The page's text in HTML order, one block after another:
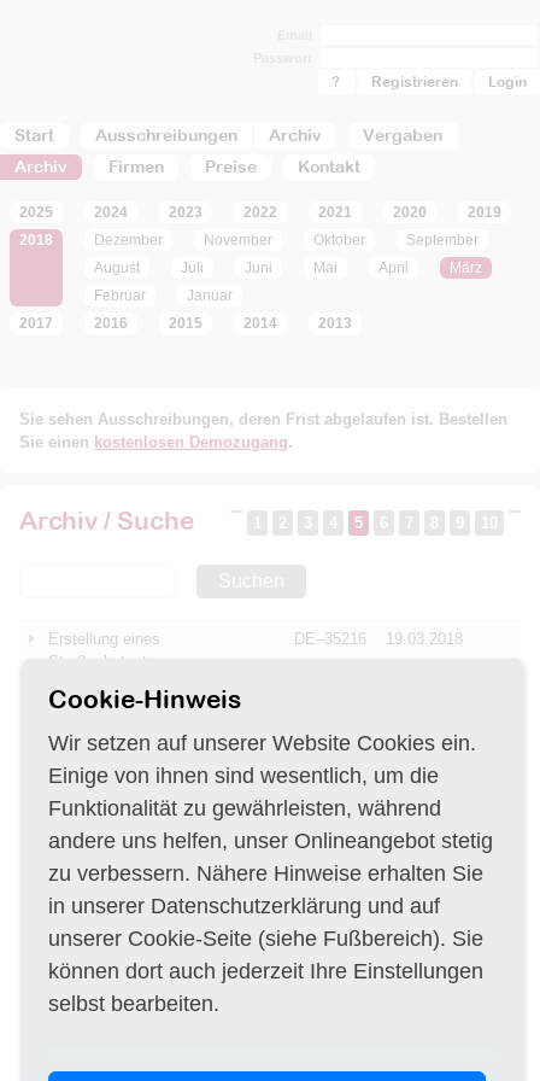
Start Ausschreibungen Archiv
Vergaben
Archiv
Firmen Preise Kontakt
? Registrieren
2025 2024 2023 2022 2021 2020
2019
2018
Dezember November Oktober
September
August
Juli Juni Mai April
März
Februar
Januar
2017
2016 2015 2014 2013
Sie sehen Ausschreibungen, deren Frist abgelaufen ist. Bestellen
Sie einen kostenlosen Demozugang.
Archiv / Suche 1 2 3 4 5 6 7 8 9 10
Suchen
Erstellung eines
Straßenkatasters
DE–35216 19.03.2018
Lysimeterbau für und Aufbau in
Durchführung von
Vermessungsarbeiten
„Bayernbefliegung 2018“
DE–80333 19.03.2018
Lieferung von Verfüllbaustoff für
untertägige
Erkundungsbohrungen
DE–38319 19.03.2018
DE–26363
19.03.2018
Bauaufsicht von Rheinbrücke
(linksrheinische und
Cookie-Hinweis
Wir setzen auf unserer Website Cookies ein.
Einige von ihnen sind wesentlich, um die
Funktionalität zu gewährleisten, während
andere uns helfen, unser Onlineangebot stetig
zu verbessern. Nähere Hinweise erhalten Sie
in unserer Datenschutzerklärung und auf
unserer Cookie-Seite (siehe Fußbereich). Sie
können dort auch jederzeit Ihre Einstellungen
selbst bearbeiten.